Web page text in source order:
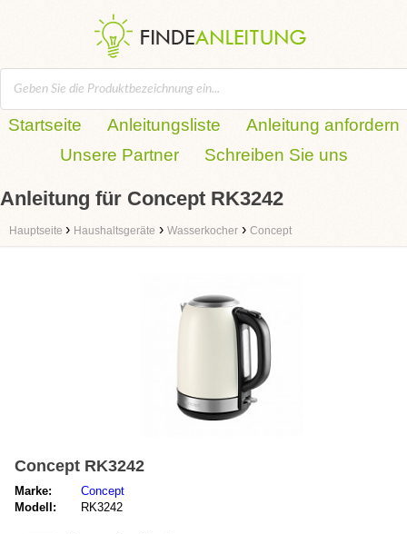
Startseite Anleitungsliste
Anleitung anfordern
Unsere Partner
Schreiben Sie uns
Anleitung für Concept RK3242
Hauptseite › Haushaltsgeräte › Wasserkocher › Concept
Concept RK3242
Marke:
Concept
Modell:
RK3242